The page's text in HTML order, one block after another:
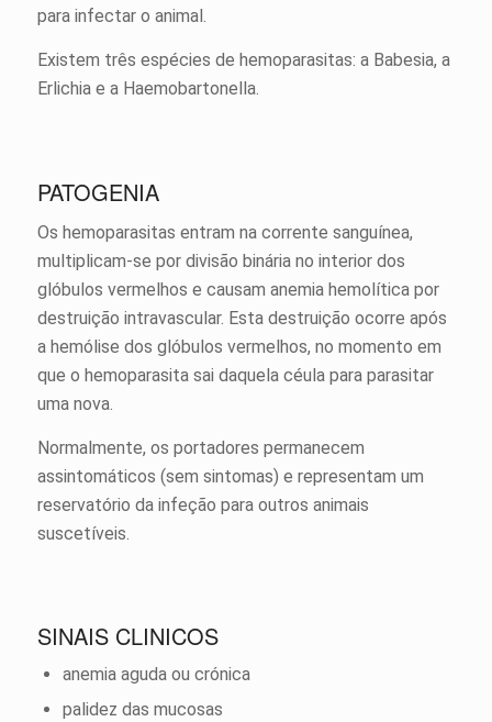
para infectar o animal.
Existem três espécies de hemoparasitas: a Babesia, a
Erlichia e a Haemobartonella.
PATOGENIA
Os hemoparasitas entram na corrente sanguínea,
multiplicam-se por divisão binária no interior dos
glóbulos vermelhos e causam anemia hemolítica por
destruição intravascular. Esta destruição ocorre após
a hemólise dos glóbulos vermelhos, no momento em
que o hemoparasita sai daquela céula para parasitar
uma nova.
Normalmente, os portadores permanecem
assintomáticos (sem sintomas) e representam um
reservatório da infeção para outros animais
suscetíveis.
SINAIS CLINICOS
anemia aguda ou crónica
palidez das mucosas